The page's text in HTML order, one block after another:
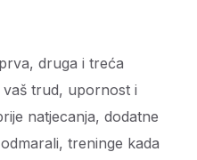
druga i treća
vaš trud, upornost i
natjecanja, dodatne
treninge kada